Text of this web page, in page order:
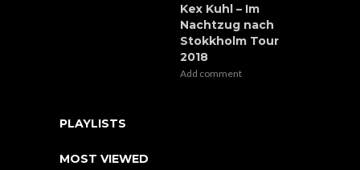
Kex Kuhl – Im
Nachtzug nach
Stokkholm Tour
2018
Add comment
PLAYLISTS
MOST VIEWED